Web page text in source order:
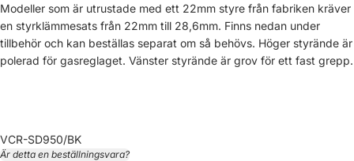
Modeller som är utrustade med ett 22mm styre från fabriken kräver
en styrklämmesats från 22mm till 28,6mm. Finns nedan under
tillbehör och kan beställas separat om så behövs. Höger styrände är
polerad för gasreglaget. Vänster styrände är grov för ett fast grepp.
VCR-SD950/BK
Är detta en beställningsvara?